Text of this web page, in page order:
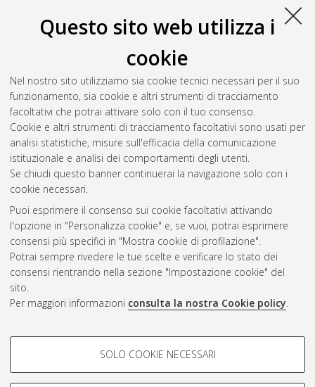
Questo sito web utilizza i
cookie
Nel nostro sito utilizziamo sia cookie tecnici necessari per il suo
funzionamento, sia cookie e altri strumenti di tracciamento
facoltativi che potrai attivare solo con il tuo consenso.
Cookie e altri strumenti di tracciamento facoltativi sono usati per
analisi statistiche, misure sull'efficacia della comunicazione
istituzionale e analisi dei comportamenti degli utenti.
Se chiudi questo banner continuerai la navigazione solo con i
cookie necessari.
Puoi esprimere il consenso sui cookie facoltativi attivando
l'opzione in "Personalizza cookie" e, se vuoi, potrai esprimere
consensi più specifici in "Mostra cookie di profilazione".
Potrai sempre rivedere le tue scelte e verificare lo stato dei
consensi rientrando nella sezione "Impostazione cookie" del
sito.
Per maggiori informazioni consulta la nostra Cookie policy.
COOKIE DI PROFILAZIONE -
SOLO COOKIE NECESSARI
di una placca cranica mediante produzione additiva e
materiale polimerico.[Laurea magistrale], Università di
Bologna, Corso di Studio in Ingegneria meccanica [LM-
DM270] , Documento full-text non disponibile
Questa lista e' stata generata ilFri Aug 7 09:52:18 2026 CEST
Atom
Rss 1.0
Rss 2.0
AMS Laurea
Impostazioni Cookie
Informativa sulla privacy
Condizioni d’uso del sito